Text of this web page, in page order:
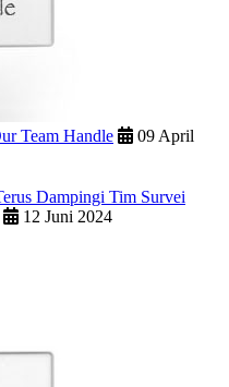
Team Handle
09 April
Dampingi Tim Survei
12 Juni 2024